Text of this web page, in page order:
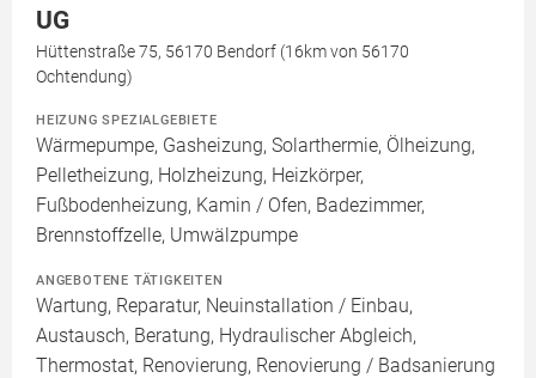
UG
Hüttenstraße 75, 56170 Bendorf (16km von 56170
Ochtendung)
HEIZUNG SPEZIALGEBIETE
Wärmepumpe, Gasheizung, Solarthermie, Ölheizung,
Pelletheizung, Holzheizung, Heizkörper,
Fußbodenheizung, Kamin / Ofen, Badezimmer,
Brennstoffzelle, Umwälzpumpe
ANGEBOTENE TÄTIGKEITEN
Wartung, Reparatur, Neuinstallation / Einbau,
Austausch, Beratung, Hydraulischer Abgleich,
Thermostat, Renovierung, Renovierung / Badsanierung